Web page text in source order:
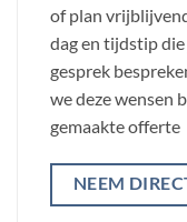
of plan
dag en tijdstip
gesprek
we deze wensen
gemaakte offerte
NEEM